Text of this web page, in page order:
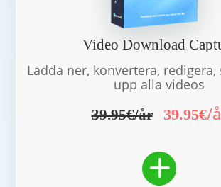
Video Download
Ladda ner, konvertera,
upp alla videos
39.95€/år 39.95€/